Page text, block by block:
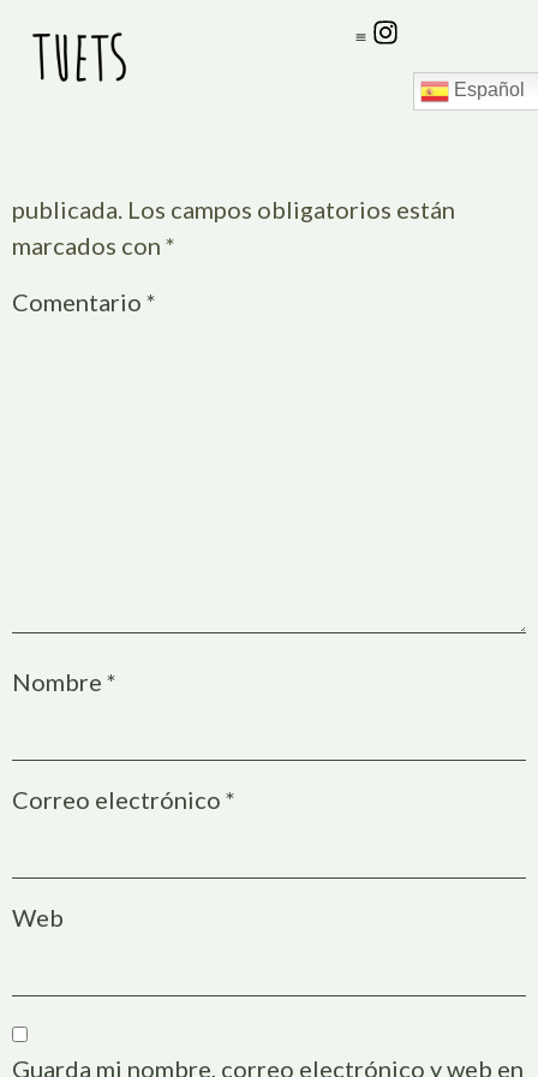
Español
Etern
Deja Una Respuesta
publicada. Los campos obligatorios están
marcados con *
Comentario *
Nombre *
Correo electrónico *
Web
Guarda mi nombre, correo electrónico y web en